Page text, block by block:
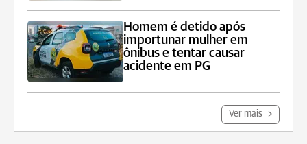
Homem é detido após
importunar mulher em
ônibus e tentar causar
acidente em PG
Ver mais